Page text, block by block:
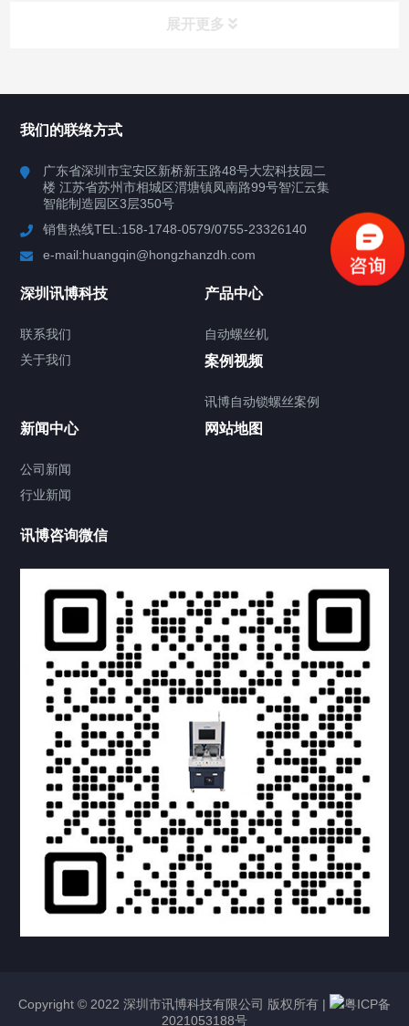
展开更多
行业案例
联系我们
关于我们
提交您的需求，获取产品资料与报价
我们的联络方式
广东省深圳市宝安区新桥新玉路48号大宏科技园二
楼 江苏省苏州市相城区渭塘镇凤南路99号智汇云集
智能制造园区3层350号
销售热线TEL:158-1748-0579/0755-23326140
e-mail:huangqin@hongzhanzdh.com
深圳讯博科技
联系我们
关于我们
产品中心
自动螺丝机
案例视频
讯博自动锁螺丝案例
新闻中心
公司新闻
行业新闻
网站地图
讯博咨询微信
Copyright © 2022 深圳市讯博科技有限公司 版权所有 |
粤ICP备
2021053188号